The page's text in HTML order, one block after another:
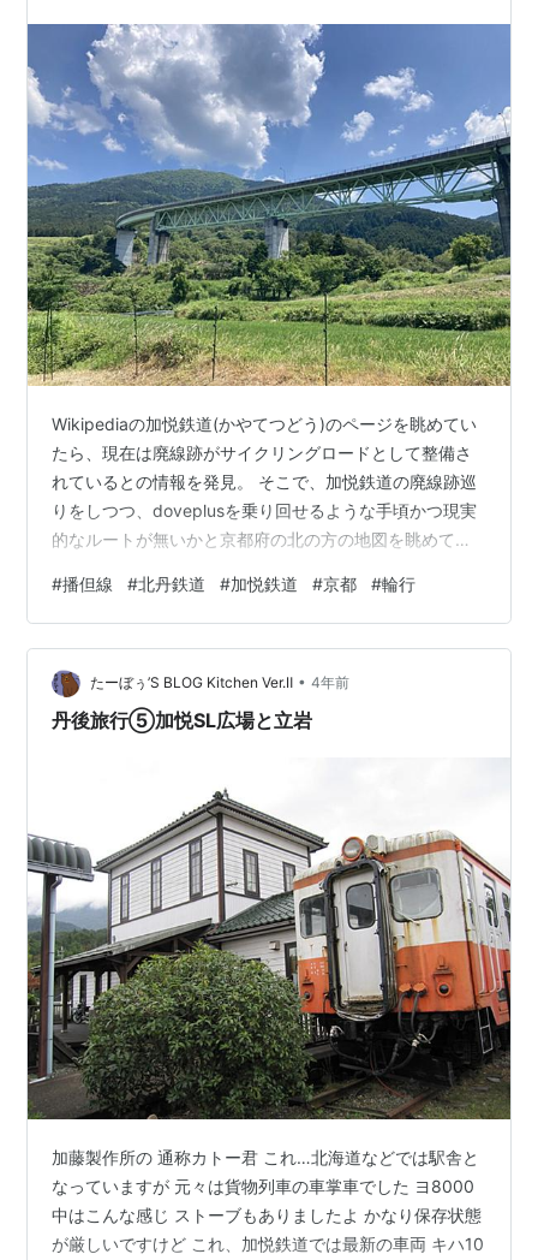
Wikipediaの加悦鉄道(かやてつどう)のページを眺めてい
たら、現在は廃線跡がサイクリングロードとして整備さ
れているとの情報を発見。 そこで、加悦鉄道の廃線跡巡
りをしつつ、doveplusを乗り回せるような手頃かつ現実
的なルートが無いかと京都府の北の方の地図を眺めてみ
チャリ担いで行ってきました。「ふわっとできあがっ
た」というのは「この辺の駅で降りて、適当に峠越えれ
ばなんとかなるだろ」ぐらいの計画です。相変わらずの
無計画な旅程ですね(とはいえ閑散区間の鉄道ダイヤ、確
実に途中離脱可能なエスケープルート、それと通過する
#播但線 #北丹鉄道 #加悦鉄道 #京都 #輪行
たーぼぅ’S BLOG Kitchen Ver.Ⅱ • 4年前
丹後旅行⑤加悦SL広場と立岩
加藤製作所の 通称カトー君 これ…北海道などでは駅舎と
なっていますが 元々は貨物列車の車掌車でした ヨ8000
中はこんな感じ ストーブもありましたよ かなり保存状態
が厳しいですけど これ、加悦鉄道では最新の車両 キハ10